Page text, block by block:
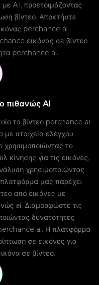
με AI, προετοιμάζοντας
βίντεο. Αποκτήστε
perchance ai
εικόνας σε βίντεο
perchance ai.
πιθανώς AI
το βίντεο perchance ai
με στοιχεία ελέγχου
χρησιμοποιώντας το
για τις εικόνες,
χρησιμοποιώντας
μας παρέχει
από εικόνες με
ai. Διαμορφώστε τις
δυνατότητες
ai. Η πλατφόρμα
σε εικόνες για
σε βίντεο.